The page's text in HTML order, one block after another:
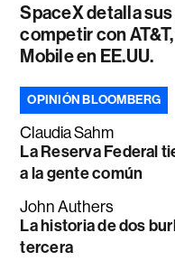
SpaceX detalla
competir con
Mobile en EE.UU.
OPINIÓN BLOOMBERG
Claudia Sahm
La Reserva Federal
a la gente común
John Authers
La historia de dos
tercera